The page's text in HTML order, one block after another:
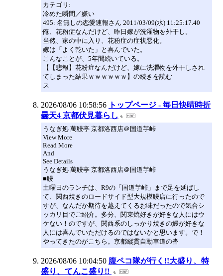
カテゴリ:
冷めた瞬間／嫌い
495: 名無しの恋愛速報さん 2011/03/09(水) 11:25:17.40
俺、花粉症なんだけど、昨日嫁が洗濯物を外干し。
当然、家の中に入り、花粉症の症状悪化。
嫁は「よく乾いた」と喜んでいた。
こんなことが、5年間続いている。
【【悲報】花粉症なんだけど、嫁に洗濯物を外干しされ
てしまった結果ｗｗｗｗｗｗ】の続きを読む
ス
2026/08/06 10:58:56
トップページ - 毎日快晴時折
曇天4 京都伏見暮らし
うなぎ処 萬鰻亭 京都洛西店＠国道芋峠
View More
Read More
And
See Details
うなぎ処 萬鰻亭 京都洛西店＠国道芋峠
■鰻
土曜日のランチは、R9の「国道芋峠」まで足を延ばし
て、関西焼きのロードサイド型大規模鰻店に行ったので
すが、なんだか期待を越えてくるお味だったので気合シ
ッカリ目でご紹介。多分、関東焼好きが好きな人にはウ
ケない！のですが、関西系のしっかり焼きの鰻が好きな
人には喜んでいただけるのではないかと思います。で！
やってきたのがこちら。京都縦貫自動車道の沓
2026/08/06 10:04:50 腹ペコ隊が行く!!大盛り、特
盛り、てんこ盛り!!